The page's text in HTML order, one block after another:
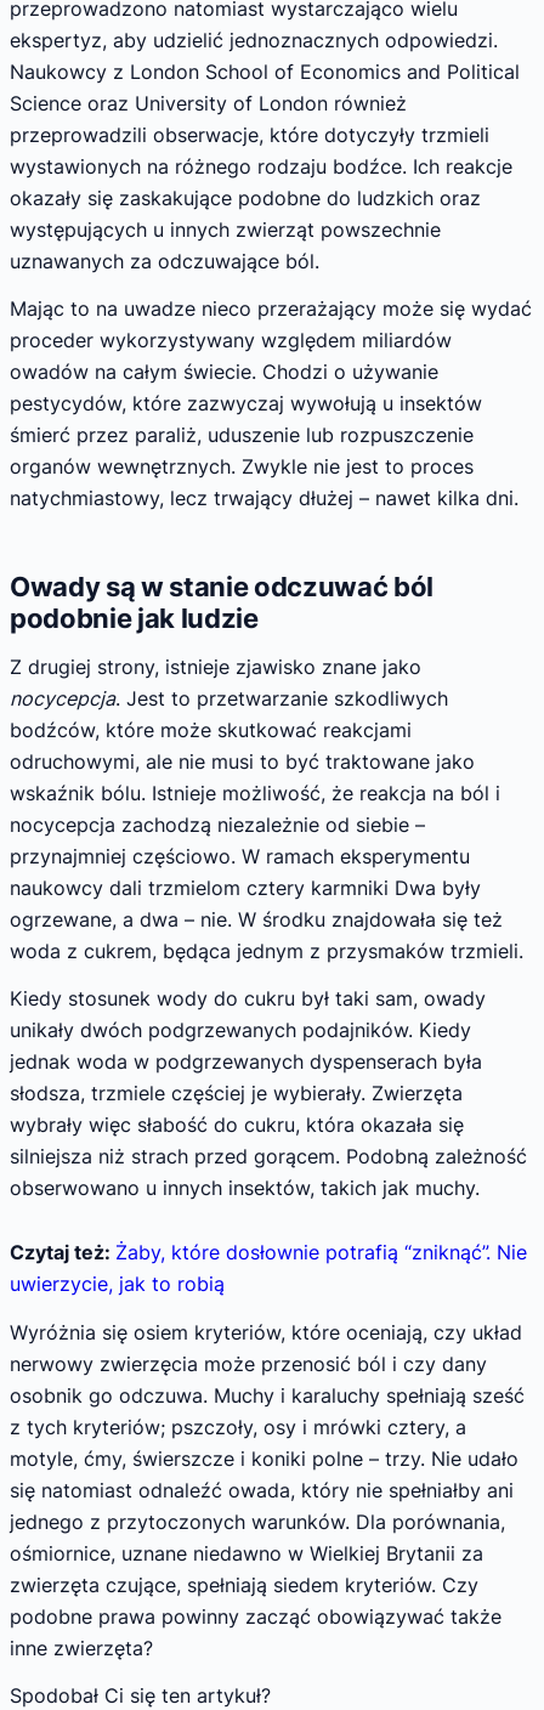
przeprowadzono natomiast wystarczająco wielu
ekspertyz, aby udzielić jednoznacznych odpowiedzi.
Naukowcy z London School of Economics and Political
Science oraz University of London również
przeprowadzili obserwacje, które dotyczyły trzmieli
wystawionych na różnego rodzaju bodźce. Ich reakcje
okazały się zaskakujące podobne do ludzkich oraz
występujących u innych zwierząt powszechnie
uznawanych za odczuwające ból.
Mając to na uwadze nieco przerażający może się wydać
proceder wykorzystywany względem miliardów
owadów na całym świecie. Chodzi o używanie
pestycydów, które zazwyczaj wywołują u insektów
śmierć przez paraliż, uduszenie lub rozpuszczenie
organów wewnętrznych. Zwykle nie jest to proces
natychmiastowy, lecz trwający dłużej – nawet kilka dni.
Owady są w stanie odczuwać ból
podobnie jak ludzie
Z drugiej strony, istnieje zjawisko znane jako
nocycepcja. Jest to przetwarzanie szkodliwych
bodźców, które może skutkować reakcjami
odruchowymi, ale nie musi to być traktowane jako
wskaźnik bólu. Istnieje możliwość, że reakcja na ból i
nocycepcja zachodzą niezależnie od siebie –
przynajmniej częściowo. W ramach eksperymentu
naukowcy dali trzmielom cztery karmniki Dwa były
ogrzewane, a dwa – nie. W środku znajdowała się też
woda z cukrem, będąca jednym z przysmaków trzmieli.
Kiedy stosunek wody do cukru był taki sam, owady
unikały dwóch podgrzewanych podajników. Kiedy
jednak woda w podgrzewanych dyspenserach była
słodsza, trzmiele częściej je wybierały. Zwierzęta
wybrały więc słabość do cukru, która okazała się
silniejsza niż strach przed gorącem. Podobną zależność
obserwowano u innych insektów, takich jak muchy.
Czytaj też: Żaby, które dosłownie potrafią “zniknąć”. Nie
uwierzycie, jak to robią
Wyróżnia się osiem kryteriów, które oceniają, czy układ
nerwowy zwierzęcia może przenosić ból i czy dany
osobnik go odczuwa. Muchy i karaluchy spełniają sześć
z tych kryteriów; pszczoły, osy i mrówki cztery, a
motyle, ćmy, świerszcze i koniki polne – trzy. Nie udało
się natomiast odnaleźć owada, który nie spełniałby ani
jednego z przytoczonych warunków. Dla porównania,
ośmiornice, uznane niedawno w Wielkiej Brytanii za
zwierzęta czujące, spełniają siedem kryteriów. Czy
podobne prawa powinny zacząć obowiązywać także
inne zwierzęta?
Spodobał Ci się ten artykuł?